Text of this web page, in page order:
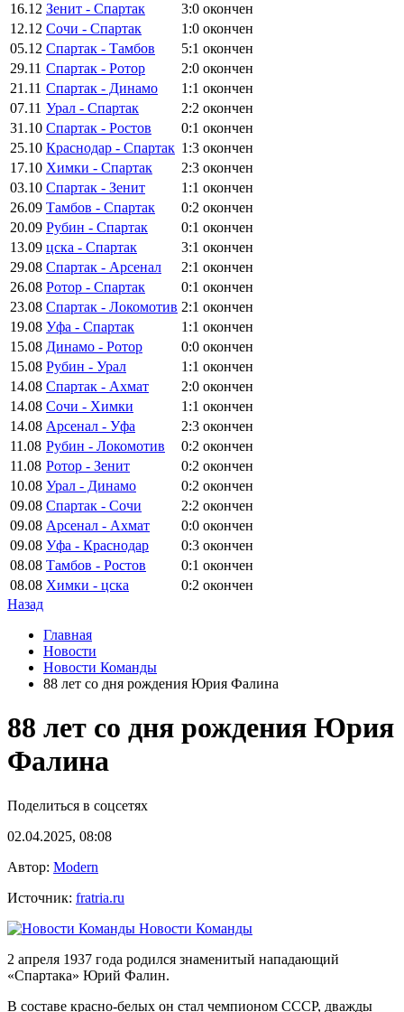
16.12 Зенит - Спартак 3:0 окончен
12.12 Сочи - Спартак 1:0 окончен
05.12 Спартак - Тамбов 5:1 окончен
29.11 Спартак - Ротор 2:0 окончен
21.11 Спартак - Динамо 1:1 окончен
07.11 Урал - Спартак 2:2 окончен
31.10 Спартак - Ростов 0:1 окончен
25.10 Краснодар - Спартак 1:3 окончен
17.10 Химки - Спартак 2:3 окончен
03.10 Спартак - Зенит 1:1 окончен
26.09 Тамбов - Спартак 0:2 окончен
20.09 Рубин - Спартак 0:1 окончен
13.09 цска - Спартак 3:1 окончен
29.08 Спартак - Арсенал 2:1 окончен
26.08 Ротор - Спартак 0:1 окончен
23.08 Спартак - Локомотив 2:1 окончен
19.08 Уфа - Спартак 1:1 окончен
15.08 Динамо - Ротор 0:0 окончен
15.08 Рубин - Урал 1:1 окончен
14.08 Спартак - Ахмат 2:0 окончен
14.08 Сочи - Химки 1:1 окончен
14.08 Арсенал - Уфа 2:3 окончен
11.08 Рубин - Локомотив 0:2 окончен
11.08 Ротор - Зенит 0:2 окончен
10.08 Урал - Динамо 0:2 окончен
09.08 Спартак - Сочи 2:2 окончен
09.08 Арсенал - Ахмат 0:0 окончен
09.08 Уфа - Краснодар 0:3 окончен
08.08 Тамбов - Ростов 0:1 окончен
08.08 Химки - цска 0:2 окончен
Назад
Главная
Новости
Новости Команды
88 лет со дня рождения Юрия Фалина
88 лет со дня рождения Юрия
Фалина
Поделиться в соцсетях
02.04.2025, 08:08
Автор: Modern
Источник: fratria.ru
Новости Команды
2 апреля 1937 года родился знаменитый нападающий
«Спартака» Юрий Фалин.
В составе красно-белых он стал чемпионом СССР, дважды